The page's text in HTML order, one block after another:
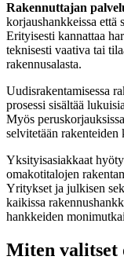
Rakennuttajan
korjaushankkeissa että
Erityisesti kannattaa
teknisesti vaativa tai
rakennusalasta.
Uudisrakentamisessa
prosessi sisältää
Myös
selvitetään
Yksityisasiakkaat
omakotitalojen
Yritykset ja julkisen
kaikissa
hankkeiden
Miten valitset